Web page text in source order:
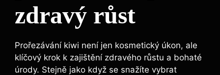
zdravý růst
Prořezávání kiwi není jen kosmetický úkon, ale
klíčový krok k zajištění zdravého růstu a bohaté
úrody. Stejně jako když se snažíte vybrat